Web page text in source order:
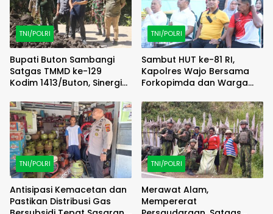
TNI/POLRI
Bupati Buton Sambangi
Satgas TMMD ke-129
Kodim 1413/Buton, Sinergi
Menguat
TNI/POLRI
Sambut HUT ke-81 RI,
Kapolres Wajo Bersama
Forkopimda dan Warga
Karung
TNI/POLRI
Antisipasi Kemacetan dan
Pastikan Distribusi Gas
TNI/POLRI
Merawat Alam,
Mempererat